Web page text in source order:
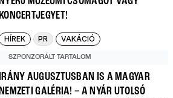
KONCERTJEGYET!
HÍREK PR VAKÁCIÓ
SZPONZORÁLT TARTALOM
IRÁNY AUGUSZTUSBAN IS A MAGYAR
NEMZETI GALÉRIA! – A NYÁR UTOLSÓ